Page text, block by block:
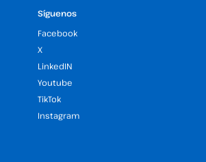
Síguenos
Facebook
X
LinkedIN
Youtube
TikTok
Instagram